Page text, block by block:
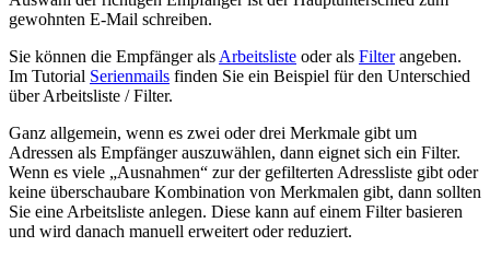
gewohnten E-Mail schreiben.
Sie können die Empfänger als Arbeitsliste oder als Filterangeben.
Im Tutorial Serienmails finden Sie ein Beispiel für den Unterschied
über Arbeitsliste / Filter.
Ganz allgemein, wenn es zwei oder drei Merkmale gibt um
Adressen als Empfänger auszuwählen, dann eignet sich ein Filter.
Wenn es viele „Ausnahmen“ zur der gefilterten Adressliste gibt oder
keine überschaubare Kombination von Merkmalen gibt, dann sollten
Sie eine Arbeitsliste anlegen. Diese kann auf einem Filter basieren
und wird danach manuell erweitert oder reduziert.